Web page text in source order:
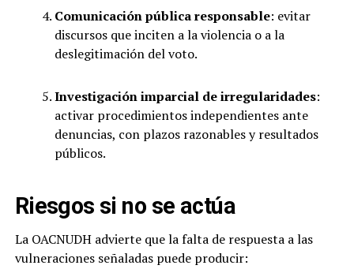
Comunicación pública responsable: evitar
discursos que inciten a la violencia o a la
deslegitimación del voto.
Investigación imparcial de irregularidades:
activar procedimientos independientes ante
denuncias, con plazos razonables y resultados
públicos.
Riesgos si no se actúa
La OACNUDH advierte que la falta de respuesta a las
vulneraciones señaladas puede producir: